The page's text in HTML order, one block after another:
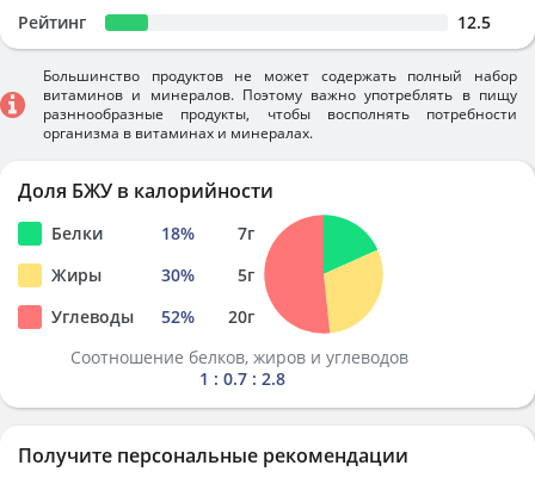
Рейтинг 12.5
Большинство продуктов не может содержать полный набор
витаминов и минералов. Поэтому важно употреблять в пищу
разннообразные продукты, чтобы восполнять потребности
организма в витаминах и минералах.
Доля БЖУ в калорийности
Белки 18% 7г
Жиры
30% 5г
Углеводы
52% 20г
Соотношение белков, жиров и углеводов
1 : 0.7 : 2.8
Получите персональные рекомендации